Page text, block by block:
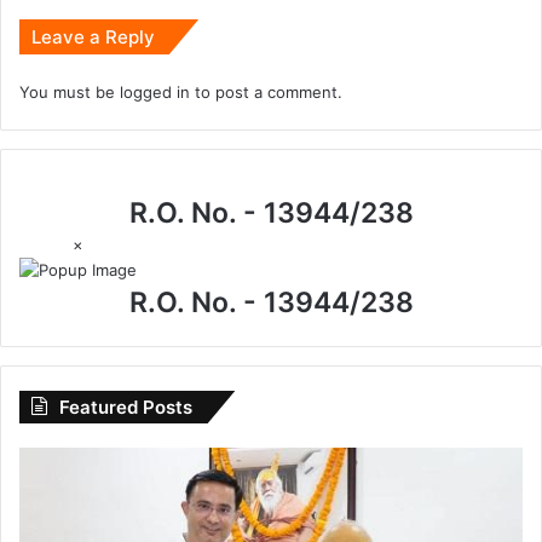
Leave a Reply
You must be logged in to post a comment.
R.O. No. - 13944/238
×
R.O. No. - 13944/238
Featured Posts